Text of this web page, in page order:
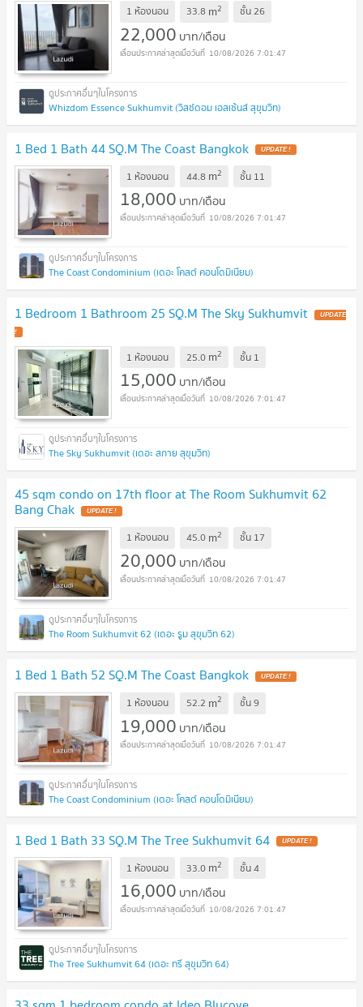
1 ห้องนอน 33.8 m2 ชั้น26
22,000 บาท/เดือน
10/08/2026 7:01:47
Whizdom Essence Sukhumvit (วิสซ์ดอม เอสเซ้นส์ สุขุมวิท)
1 Bed 1 Bath 44 SQ.M The Coast Bangkok
1 ห้องนอน 44.8 m2 ชั้น 11
18,000 บาท/เดือน
10/08/2026 7:01:47
The Coast Condominium (เดอะ โคสต์ คอนโดมิเนียม)
1 Bedroom 1 Bathroom 25 SQ.M The Sky Sukhumvit
1 ห้องนอน 25.0 m2 ชั้น 1
15,000 บาท/เดือน
10/08/2026 7:01:47
The Sky Sukhumvit (เดอะ สกาย สุขุมวิท)
45 sqm condo on 17th floor at The Room Sukhumvit 62
Bang Chak
1 ห้องนอน 45.0 m2 ชั้น 17
20,000 บาท/เดือน
10/08/2026 7:01:47
The Room Sukhumvit 62 (เดอะ รูม สุขุมวิท 62)
1 Bed 1 Bath 52 SQ.M The Coast Bangkok
1 ห้องนอน 52.2 m2 ชั้น9
19,000 บาท/เดือน
10/08/2026 7:01:47
The Coast Condominium (เดอะ โคสต์ คอนโดมิเนียม)
1 Bed 1 Bath 33 SQ.M The Tree Sukhumvit 64
1 ห้องนอน 33.0 m2 ชั้น4
16,000 บาท/เดือน
10/08/2026 7:01:47
The Tree Sukhumvit 64 (เดอะ ทรี สุขุมวิท 64)